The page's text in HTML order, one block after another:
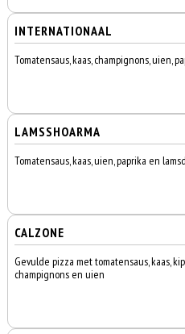
INTERNATIONAAL
Tomatensaus, kaas, champignons, uien,
LAMSSHOARMA
Tomatensaus, kaas, uien, paprika en
CALZONE
Gevulde pizza met tomatensaus, kaas,
champignons en uien